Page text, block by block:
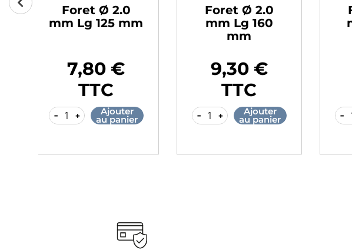
Foret Ø 2.5
mm Lg 225
Prix
16,70 €
TTC
- + Ajouter
au panier
Foret Ø 3.0
mm Lg 150
mm
Prix
7,80 €
TTC
- + Ajouter
au panier